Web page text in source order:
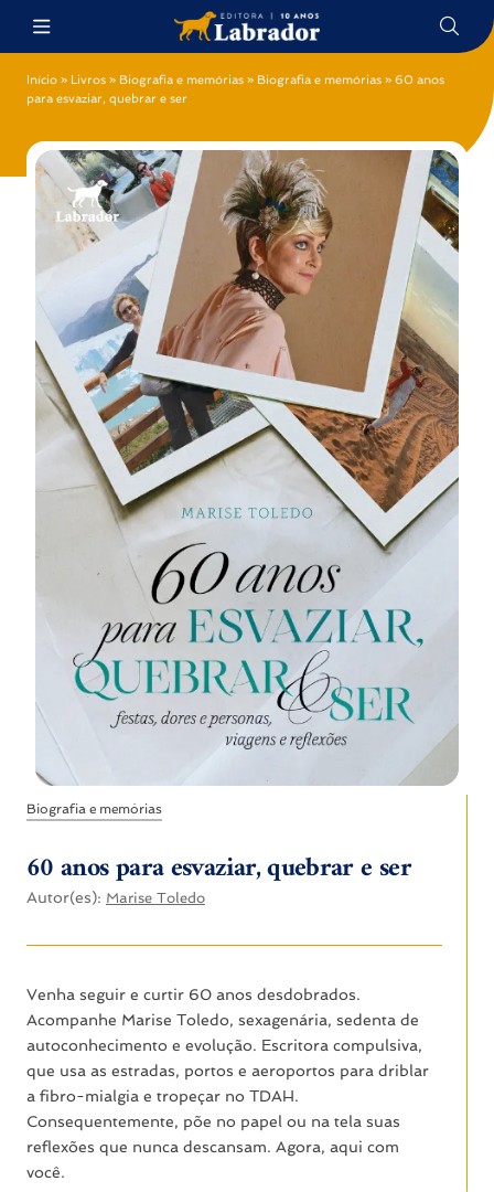
Início » Livros » Biografia e memórias » Biografia e memórias » 60 anos
para esvaziar, quebrar e ser
Biografia e memórias
60 anos para esvaziar, quebrar e ser
Autor(es): Marise Toledo
Venha seguir e curtir 60 anos desdobrados.
Acompanhe Marise Toledo, sexagenária, sedenta de
autoconhecimento e evolução. Escritora compulsiva,
que usa as estradas, portos e aeroportos para driblar
a fibro-mialgia e tropeçar no TDAH.
Consequentemente, põe no papel ou na tela suas
reflexões que nunca descansam. Agora, aqui com
você.